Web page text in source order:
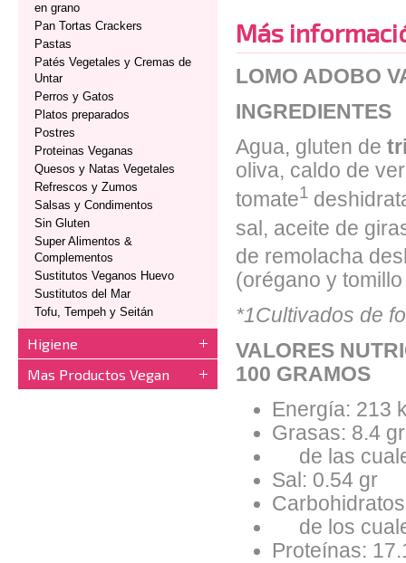
en grano
Pan Tortas Crackers
Pastas
Patés Vegetales y Cremas de
Untar
Perros y Gatos
Platos preparados
Postres
Proteinas Veganas
Quesos y Natas Vegetales
Refrescos y Zumos
Salsas y Condimentos
Sin Gluten
Super Alimentos &
Complementos
Sustitutos Veganos Huevo
Sustitutos del Mar
Tofu, Tempeh y Seitán
Higiene
Mas Productos Vegan
Más
LOMO ADOBO
INGREDIENTES
Agua, gluten de
oliva, caldo de
tomate1
sal, aceite de
de remolacha
(orégano y
*1Cultivados de
VALORES
100 GRAMOS
Energía: 213
Grasas: 8.4 gr
de las
Sal: 0.54 gr
de los
Proteínas: